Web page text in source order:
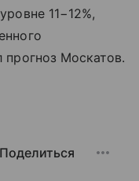
11−12%,
Москатов.
Поделиться